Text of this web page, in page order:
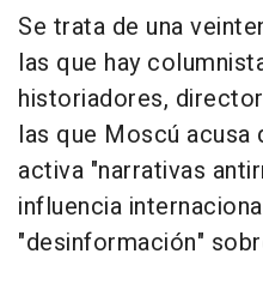
Se trata de una
las que hay
historiadores,
las que Moscú acusa
activa "narrativas
influencia
"desinformación"